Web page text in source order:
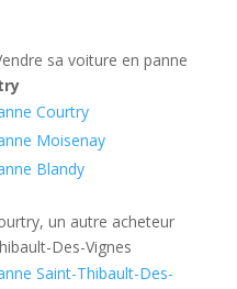
sa voiture en panne
Courtry
Moisenay
Blandy
un autre acheteur
Des-Vignes
Saint-Thibault-Des-